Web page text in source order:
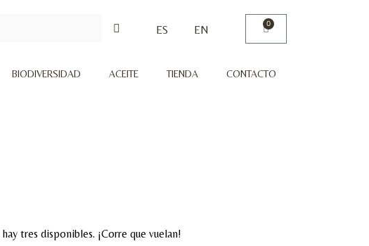
ES EN 0
BIODIVERSIDAD ACEITE TIENDA CONTACTO
tres disponibles. ¡Corre que vuelan!